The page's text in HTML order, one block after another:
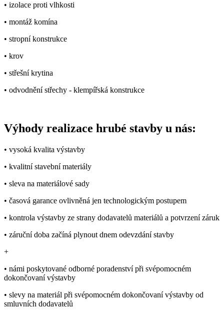
• izolace proti vlhkosti
• montáž komína
• stropní konstrukce
• krov
• střešní krytina
• odvodnění střechy - klempířská konstrukce
Výhody realizace hrubé stavby u nás:
• vysoká kvalita výstavby
• kvalitní stavební materiály
• sleva na materiálové sady
• časová garance ovlivněná jen technologickým postupem
• kontrola výstavby ze strany dodavatelů materiálů a potvrzení záruk
• záruční doba začíná plynout dnem odevzdání stavby
+
• námi poskytované odborné poradenství při svépomocném
dokončovaní výstavby
• slevy na materiál při svépomocném dokončovaní výstavby od
smluvních dodavatelů